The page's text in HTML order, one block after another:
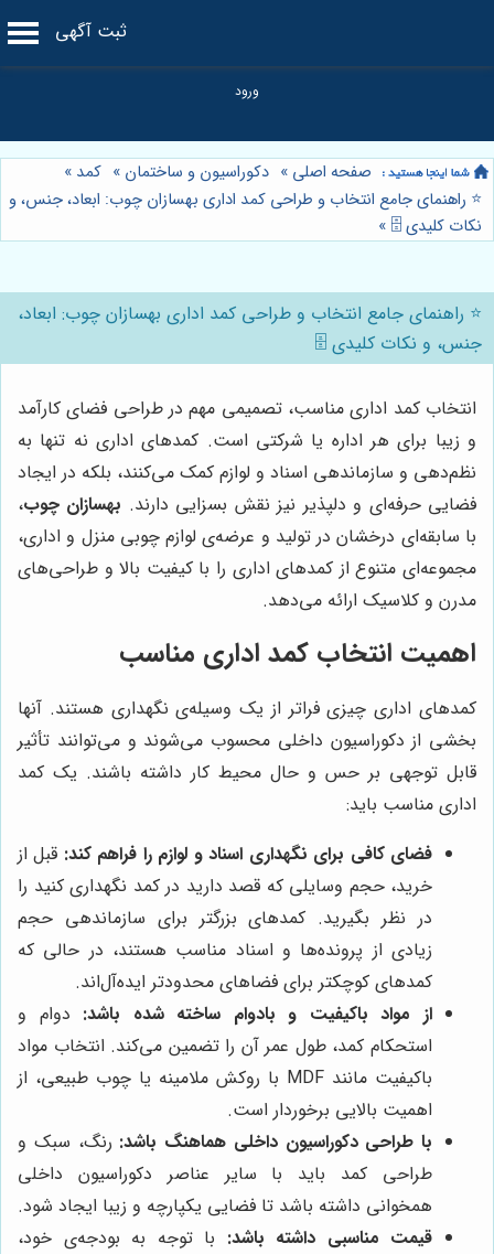
ثبت آگهی
صفحه اصلی » دکوراسیون و ساختمان » کمد »
⭐️ راهنمای جامع انتخاب و طراحی کمد اداری بهسازان چوب: ابعاد، جنس، و
نکات کلیدی 🗄️ »
⭐️ راهنمای جامع انتخاب و طراحی کمد اداری بهسازان چوب: ابعاد،
جنس، و نکات کلیدی 🗄️
انتخاب کمد اداری مناسب، تصمیمی مهم در طراحی فضای کارآمد
و زیبا برای هر اداره یا شرکتی است. کمدهای اداری نه تنها به
نظم‌دهی و سازماندهی اسناد و لوازم کمک می‌کنند، بلکه در ایجاد
فضایی حرفه‌ای و دلپذیر نیز نقش بسزایی دارند. بهسازان چوب،
با سابقه‌ای درخشان در تولید و عرضه‌ی لوازم چوبی منزل و اداری،
مجموعه‌ای متنوع از کمدهای اداری را با کیفیت بالا و طراحی‌های
مدرن و کلاسیک ارائه می‌دهد.
اهمیت انتخاب کمد اداری مناسب
کمدهای اداری چیزی فراتر از یک وسیله‌ی نگهداری هستند. آنها
بخشی از دکوراسیون داخلی محسوب می‌شوند و می‌توانند تأثیر
قابل توجهی بر حس و حال محیط کار داشته باشند. یک کمد
اداری مناسب باید:
فضای کافی برای نگهداری اسناد و لوازم را فراهم کند: قبل از
خرید، حجم وسایلی که قصد دارید در کمد نگهداری کنید را
در نظر بگیرید. کمدهای بزرگتر برای سازماندهی حجم
زیادی از پرونده‌ها و اسناد مناسب هستند، در حالی که
کمدهای کوچکتر برای فضاهای محدودتر ایده‌آل‌اند.
از مواد باکیفیت و بادوام ساخته شده باشد: دوام و
استحکام کمد، طول عمر آن را تضمین می‌کند. انتخاب مواد
باکیفیت مانند MDF با روکش ملامینه یا چوب طبیعی، از
اهمیت بالایی برخوردار است.
با طراحی دکوراسیون داخلی هماهنگ باشد: رنگ، سبک و
طراحی کمد باید با سایر عناصر دکوراسیون داخلی
همخوانی داشته باشد تا فضایی یکپارچه و زیبا ایجاد شود.
قیمت مناسبی داشته باشد: با توجه به بودجه‌ی خود،